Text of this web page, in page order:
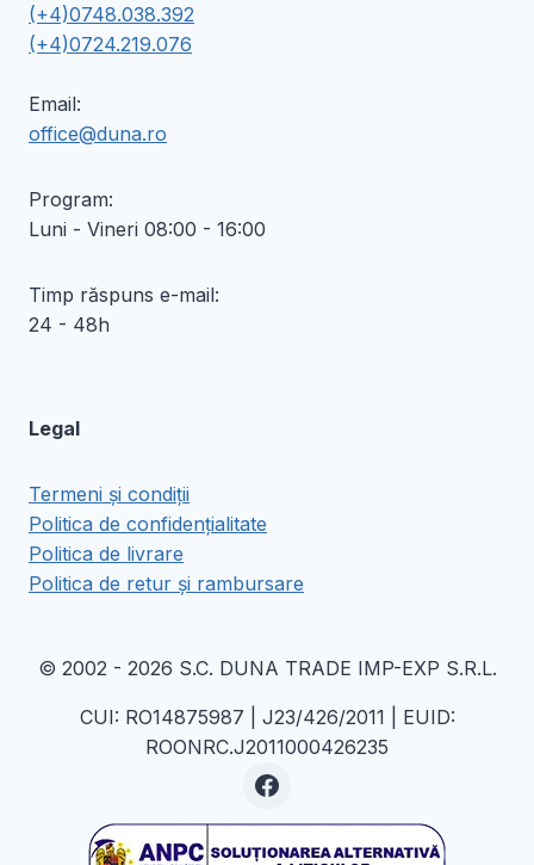
(+4)0748.038.392
(+4)0724.219.076
Email:
office@duna.ro
Program:
Luni - Vineri 08:00 - 16:00
Timp răspuns e-mail:
24 - 48h
Legal
Termeni și condiții
Politica de confidențialitate
Politica de livrare
Politica de retur și rambursare
© 2002 - 2026 S.C. DUNA TRADE IMP-EXP S.R.L.
CUI: RO14875987 | J23/426/2011 | EUID:
ROONRC.J2011000426235